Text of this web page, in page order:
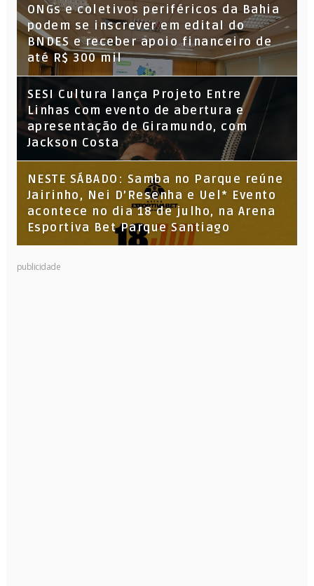
ONGs e coletivos periféricos da Bahia
podem se inscrever em edital do
BNDES e receber apoio financeiro de
até R$ 300 mil
SESI Cultura lança Projeto Entre
Linhas com evento de abertura e
apresentação de Giramundo, com
Jackson Costa
NESTE SÁBADO: Samba no Parque reúne
Jairinho, Nei D’Resenha e Uel* Evento
acontece no dia 18 de julho, na Arena
Esportiva Bet Parque Santiago
publicidade